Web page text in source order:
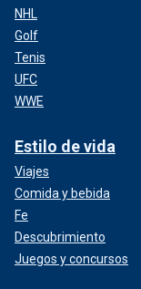
NHL
Golf
Tenis
UFC
WWE
Estilo de vida
Viajes
Comida y bebida
Fe
Descubrimiento
Juegos y concursos